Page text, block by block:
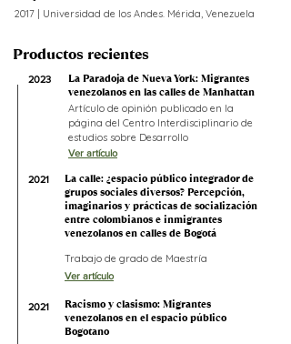
2017 | Universidad de los Andes. Mérida, Venezuela
Productos recientes
2023
La Paradoja de Nueva York: Migrantes
venezolanos en las calles de Manhattan
Artículo de opinión publicado en la
página del Centro Interdisciplinario de
estudios sobre Desarrollo
Ver artículo
2021
La calle: ¿espacio público integrador de
grupos sociales diversos? Percepción,
imaginarios y prácticas de socialización
entre colombianos e inmigrantes
venezolanos en calles de Bogotá
Trabajo de grado de Maestría
Ver artículo
2021
Racismo y clasismo: Migrantes
venezolanos en el espacio público
Bogotano